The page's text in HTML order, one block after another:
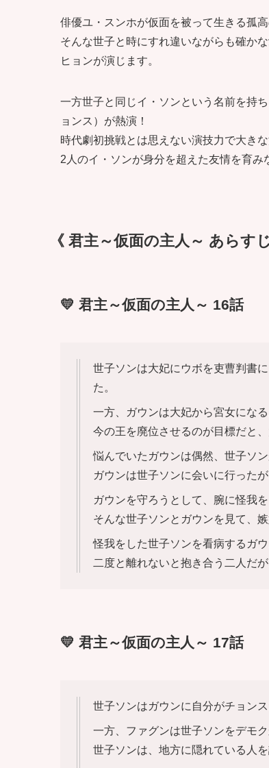
俳優ユ・スンホが仮面を被って生きる孤
そんな世子と時にすれ違いながらも確か
ヒョンが演じます。
一方世子と同じイ・ソンという名前を持
ョンス）が熱演！
時代劇初挑戦とは思えない演技力で大き
2人のイ・ソンが身分を超えた友情を育み
《 君主～仮面の主人～ あらす
💛 君主～仮面の主人～ 16話
世子ソンは大妃にウボを吏曹判書
た。
一方、ガウンは大妃から宮女になる
今の王を廃位させるのが目標だと
悩んでいたガウンは偶然、世子ソ
ガウンは世子ソンに会いに行った
ガウンを守ろうとして、腕に怪我
そんな世子ソンとガウンを見て、嫉
怪我をした世子ソンを看病するガ
二度と離れないと抱き合う二人だ
💛 君主～仮面の主人～ 17話
世子ソンはガウンに自分がチョン
一方、ファグンは世子ソンをデモ
世子ソンは、地方に隠れている人